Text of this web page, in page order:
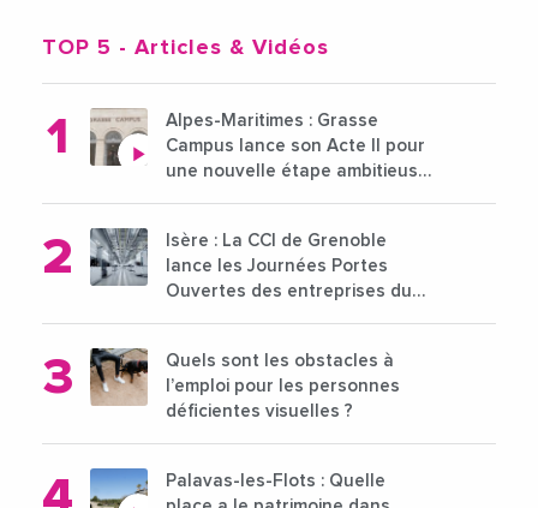
TOP 5 - Articles & Vidéos
Alpes-Maritimes : Grasse
Campus lance son Acte II pour
une nouvelle étape ambitieuse
Isère : La CCI de Grenoble
lance les Journées Portes
Ouvertes des entreprises du
Quels sont les obstacles à
l’emploi pour les personnes
déficientes visuelles ?
Palavas-les-Flots : Quelle